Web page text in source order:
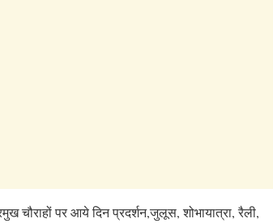
चौराहों पर आये दिन प्रदर्शन,जुलूस, शोभायात्रा, रैली,